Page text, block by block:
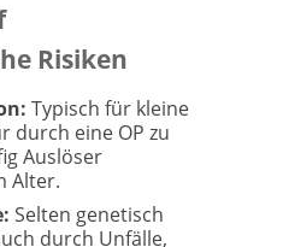
Risiken
Typisch für kleine
durch eine OP zu
Auslöser
Alter.
Selten genetisch
durch Unfälle,